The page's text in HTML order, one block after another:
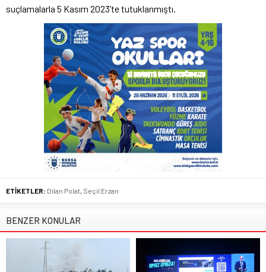
suçlamalarla 5 Kasım 2023’te tutuklanmıştı.
ETİKETLER: Dilan Polat Seçil Erzan
BENZER KONULAR